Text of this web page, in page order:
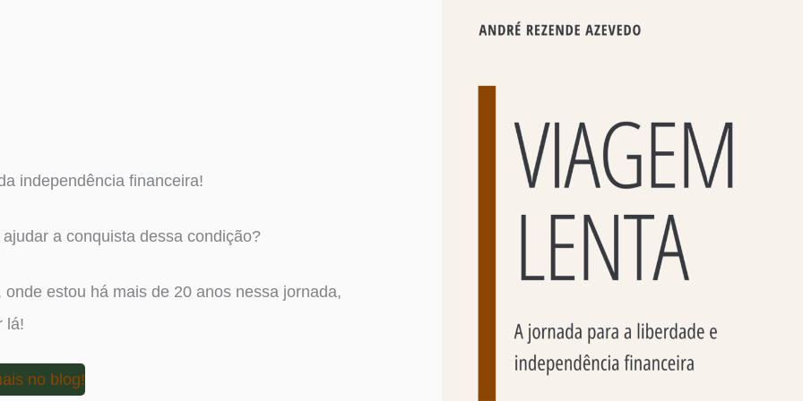
independência financeira!
a conquista dessa condição?
estou há mais de 20 anos nessa jornada,
lá!
no blog!